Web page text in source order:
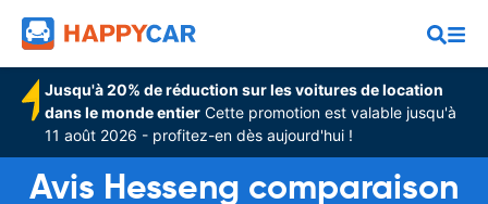
Jusqu'à 20% de réduction sur les voitures de location
dans le monde entier Cette promotion est valable jusqu'à
11 août 2026 - profitez-en dès aujourd'hui !
Avis Hesseng comparaison